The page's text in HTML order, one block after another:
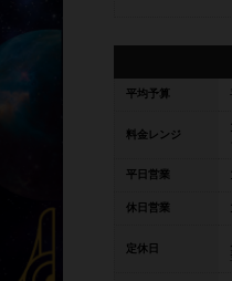
平均予算
料金レンジ
平日営業
休日営業
定休日